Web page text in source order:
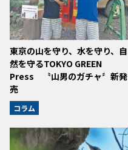
東京の山を守り、水を守り、自
然を守るTOKYO GREEN
Press 〝山男のガチャ〞新発
売
コラム